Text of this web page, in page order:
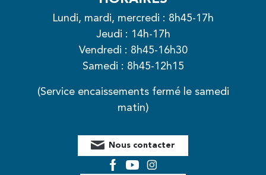
Lundi, mardi, mercredi : 8h45-17h
Jeudi : 14h-17h
Vendredi : 8h45-16h30
Samedi : 8h45-12h15
(Service encaissements fermé le samedi
matin)
Nous contacter
FacebookYouTubeInstagram